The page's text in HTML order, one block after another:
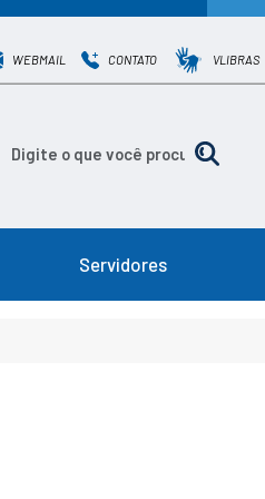
WEBMAIL CONTATO VLIBRAS
Servidores